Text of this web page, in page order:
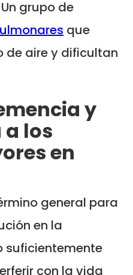
Un grupo de
que
de aire y dificultan
y
los
en
general para
en la
con la vida